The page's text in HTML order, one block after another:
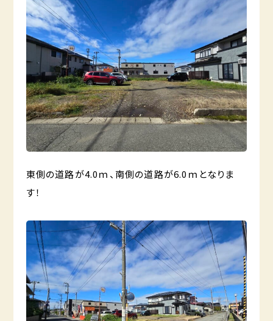
東側の道路が4.0ｍ、南側の道路が6.0ｍとなりま
す！